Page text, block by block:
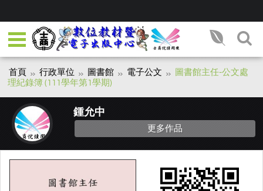
首頁 行政單位 圖書館 電子公文
圖書館主任-公文處
理紀錄簿 (111學年第1學期)
鍾允中
更多作品